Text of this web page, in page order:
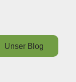
Unser Blog